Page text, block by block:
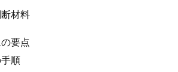
材料
要点
順